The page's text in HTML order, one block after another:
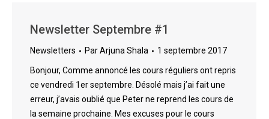
Newsletter Septembre #1
Newsletters ParArjuna Shala 1 septembre 2017
Bonjour, Comme annoncé les cours réguliers ont repris
ce vendredi 1er septembre. Désolé mais j’ai fait une
erreur, j’avais oublié que Peter ne reprend les cours de
la semaine prochaine. Mes excuses pour le cours